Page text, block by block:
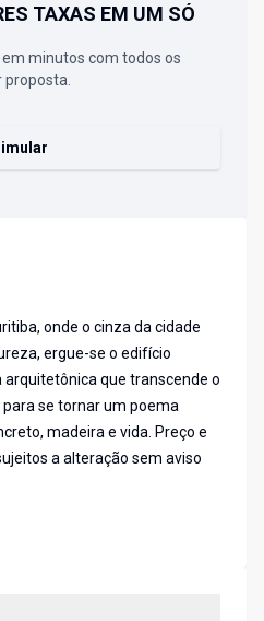
TAXAS EM UM SÓ
minutos com todos os
proposta.
onde o cinza da cidade
ergue-se o edifício
que transcende o
se tornar um poema
madeira e vida. Preço e
a alteração sem aviso